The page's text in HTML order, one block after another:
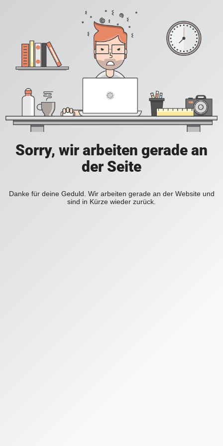
Sorry, wir arbeiten gerade an
der Seite
Danke für deine Geduld. Wir arbeiten gerade an der Website und
sind in Kürze wieder zurück.